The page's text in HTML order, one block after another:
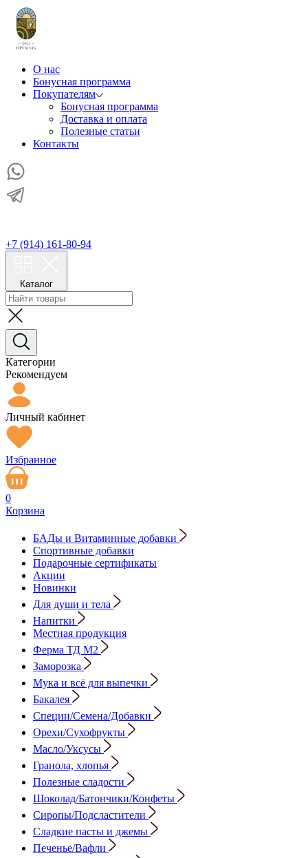
О нас
Бонусная программа
Покупателям
Бонусная программа
Доставка и оплата
Полезные статьи
Контакты
+7 (914) 161-80-94
Каталог
Категории
Рекомендуем
Личный кабинет
Избранное
0
Корзина
БАДы и Витаминные добавки
Спортивные добавки
Подарочные сертификаты
Акции
Новинки
Для души и тела
Напитки
Местная продукция
Ферма ТД М2
Заморозка
Мука и всё для выпечки
Бакалея
Специи/Семена/Добавки
Орехи/Сухофрукты
Масло/Уксусы
Гранола, хлопья
Полезные сладости
Шоколад/Батончики/Конфеты
Сиропы/Подсластители
Сладкие пасты и джемы
Печенье/Вафли